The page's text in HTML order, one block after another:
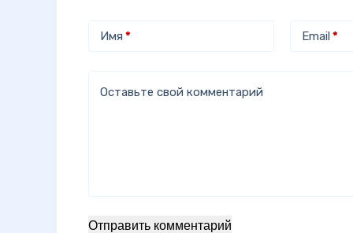
Имя * Email*
Оставьте свой комментарий
Отправить комментарий